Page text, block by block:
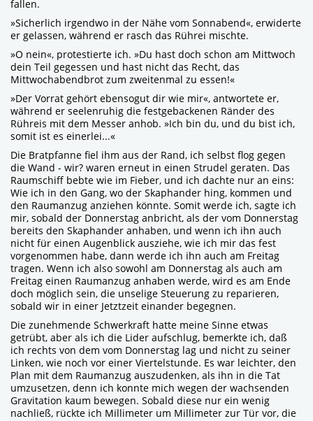
fallen.
»Sicherlich irgendwo in der Nähe vom Sonnabend«, erwiderte
er gelassen, während er rasch das Rührei mischte.
»O nein«, protestierte ich. »Du hast doch schon am Mittwoch
dein Teil gegessen und hast nicht das Recht, das
Mittwochabendbrot zum zweitenmal zu essen!«
»Der Vorrat gehört ebensogut dir wie mir«, antwortete er,
während er seelenruhig die festgebackenen Ränder des
Rühreis mit dem Messer anhob. »Ich bin du, und du bist ich,
somit ist es einerlei...«
Die Bratpfanne fiel ihm aus der Rand, ich selbst flog gegen
die Wand - wir? waren erneut in einen Strudel geraten. Das
Raumschiff bebte wie im Fieber, und ich dachte nur an eins:
Wie ich in den Gang, wo der Skaphander hing, kommen und
den Raumanzug anziehen könnte. Somit werde ich, sagte ich
mir, sobald der Donnerstag anbricht, als der vom Donnerstag
bereits den Skaphander anhaben, und wenn ich ihn auch
nicht für einen Augenblick ausziehe, wie ich mir das fest
vorgenommen habe, dann werde ich ihn auch am Freitag
tragen. Wenn ich also sowohl am Donnerstag als auch am
Freitag einen Raumanzug anhaben werde, wird es am Ende
doch möglich sein, die unselige Steuerung zu reparieren,
sobald wir in einer Jetztzeit einander begegnen.
Die zunehmende Schwerkraft hatte meine Sinne etwas
getrübt, aber als ich die Lider aufschlug, bemerkte ich, daß
ich rechts von dem vom Donnerstag lag und nicht zu seiner
Linken, wie noch vor einer Viertelstunde. Es war leichter, den
Plan mit dem Raumanzug auszudenken, als ihn in die Tat
umzusetzen, denn ich konnte mich wegen der wachsenden
Gravitation kaum bewegen. Sobald diese nur ein wenig
nachließ, rückte ich Millimeter um Millimeter zur Tür vor, die